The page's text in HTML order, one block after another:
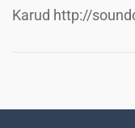
Karud http://